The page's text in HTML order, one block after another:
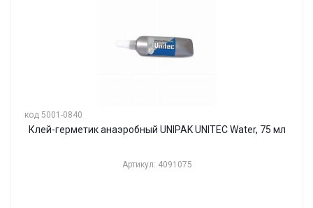
код 5001-0840
Клей-герметик анаэробный UNIPAK UNITEC Water, 75 мл
Артикул: 4091075